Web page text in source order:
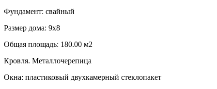
Фундамент: свайный
Размер дома: 9х8
Общая площадь: 180.00 м2
Кровля. Металлочерепица
Окна: пластиковый двухкамерный стеклопакет